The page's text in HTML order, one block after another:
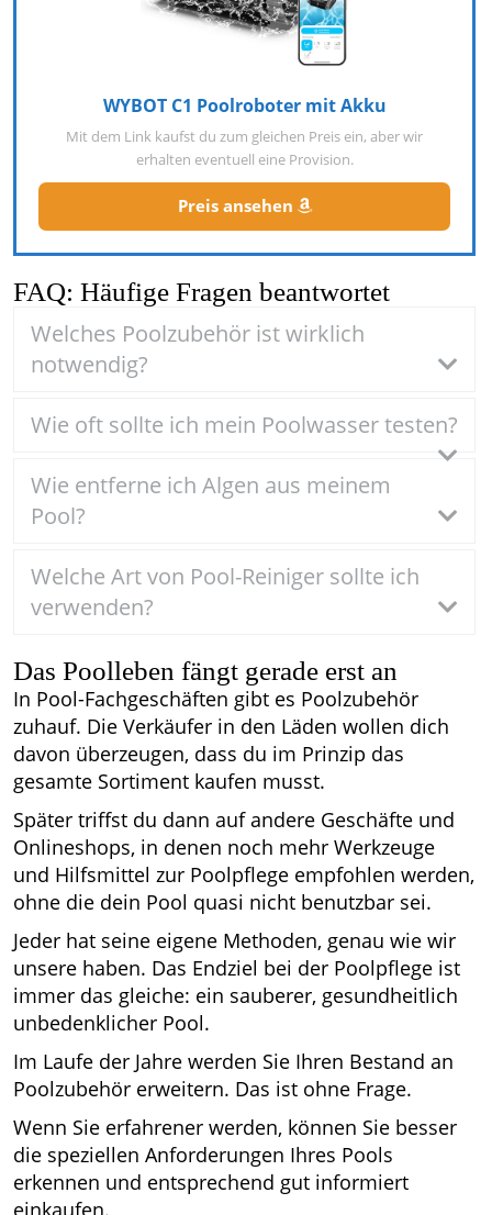
WYBOT C1 Poolroboter mit Akku
Mit dem Link kaufst du zum gleichen Preis ein, aber wir
erhalten eventuell eine Provision.
Preis ansehen
FAQ: Häufige Fragen beantwortet
Welches Poolzubehör ist wirklich
notwendig?
Wie oft sollte ich mein Poolwasser testen?
Wie entferne ich Algen aus meinem
Pool?
Welche Art von Pool-Reiniger sollte ich
verwenden?
Das Poolleben fängt gerade erst an
In Pool-Fachgeschäften gibt es Poolzubehör
zuhauf. Die Verkäufer in den Läden wollen dich
davon überzeugen, dass du im Prinzip das
gesamte Sortiment kaufen musst.
Später triffst du dann auf andere Geschäfte und
Onlineshops, in denen noch mehr Werkzeuge
und Hilfsmittel zur Poolpflege empfohlen werden,
ohne die dein Pool quasi nicht benutzbar sei.
Jeder hat seine eigene Methoden, genau wie wir
unsere haben. Das Endziel bei der Poolpflege ist
immer das gleiche: ein sauberer, gesundheitlich
unbedenklicher Pool.
Im Laufe der Jahre werden Sie Ihren Bestand an
Poolzubehör erweitern. Das ist ohne Frage.
Wenn Sie erfahrener werden, können Sie besser
die speziellen Anforderungen Ihres Pools
erkennen und entsprechend gut informiert